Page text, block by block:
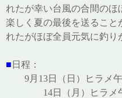
れたが幸い台風の合間の
楽しく夏の最後を送ること
れたがほぼ全員元気に釣り
■ 日程：
9月13日（日）ヒラメ午
14日（月）ヒラメ午